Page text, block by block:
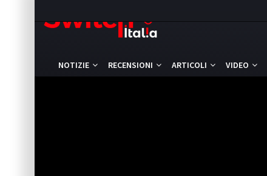
NOTIZIE RECENSIONI ARTICOLI VIDEO